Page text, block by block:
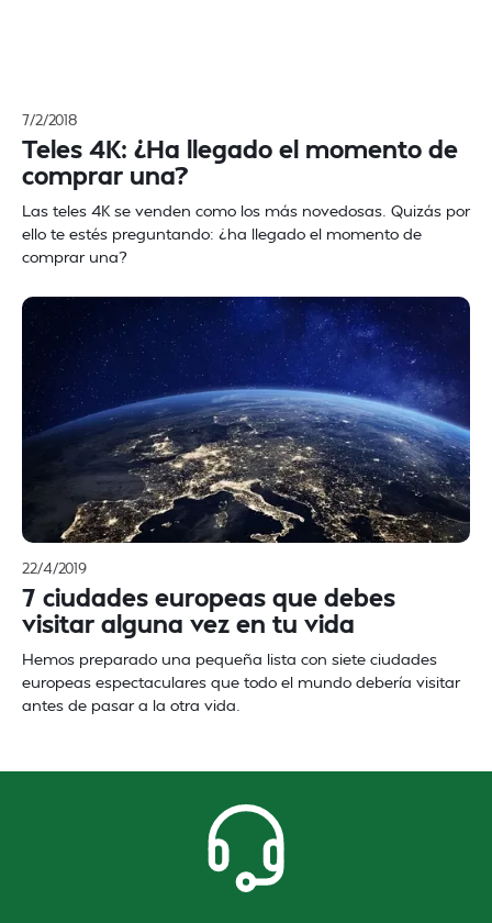
7/2/2018
Teles 4K: ¿Ha llegado el momento de
comprar una?
Las teles 4K se venden como los más novedosas. Quizás por
ello te estés preguntando: ¿ha llegado el momento de
comprar una?
22/4/2019
7 ciudades europeas que debes
visitar alguna vez en tu vida
Hemos preparado una pequeña lista con siete ciudades
europeas espectaculares que todo el mundo debería visitar
antes de pasar a la otra vida.